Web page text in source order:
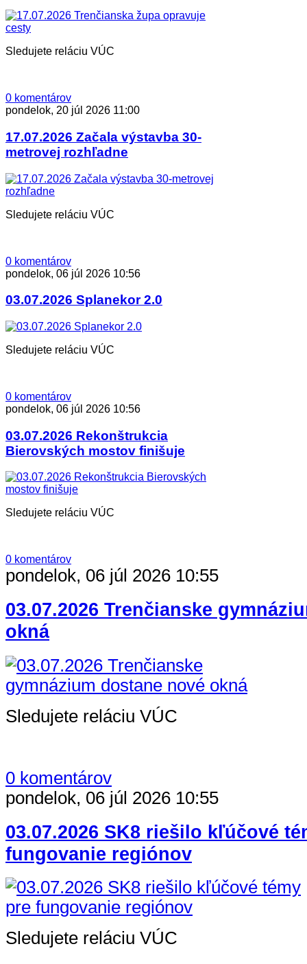
Sledujete reláciu VÚC
0 komentárov
pondelok, 20 júl 2026 11:00
17.07.2026 Začala výstavba 30-
metrovej rozhľadne
Sledujete reláciu VÚC
0 komentárov
pondelok, 06 júl 2026 10:56
03.07.2026 Splanekor 2.0
Sledujete reláciu VÚC
0 komentárov
pondelok, 06 júl 2026 10:56
03.07.2026 Rekonštrukcia
Bierovských mostov finišuje
Sledujete reláciu VÚC
0 komentárov
pondelok, 06 júl 2026 10:55
03.07.2026 Trenčianske
okná
Sledujete reláciu VÚC
0 komentárov
pondelok, 06 júl 2026 10:55
03.07.2026 SK8 riešilo kľúčové
fungovanie regiónov
Sledujete reláciu VÚC